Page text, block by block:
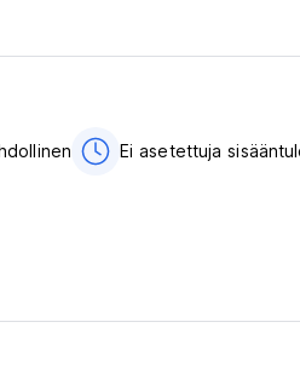
language)
Ei asetettuja